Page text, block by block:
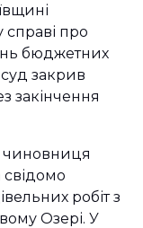
справі про
бюджетних
закрив
закінчення
чиновниця
робіт з
Озері. У